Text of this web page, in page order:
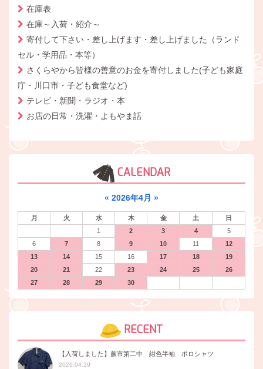
在庫表
在庫～入荷・紹介～
寄付して下さい・差し上げます・差し上げました（ランド
セル・学用品・本等）
さくらやから皆様の善意のお金を寄付しました(子ども家庭
庁・川口市・子ども食堂など)
テレビ・新聞・ラジオ・本
お店の日常・洗濯・よもやま話
CALENDAR
« 2026年4月 »
月 火 水 木 金 土
日
1
2 3 4
5
6
7 8 9 10 11
12
13
14 15 16 17 18
19
20
21 22 23 24 25
26
27
28 29 30
RECENT
【入荷しました】蕨市第二中 紺色半袖 ポロシャツ
2026.04.29